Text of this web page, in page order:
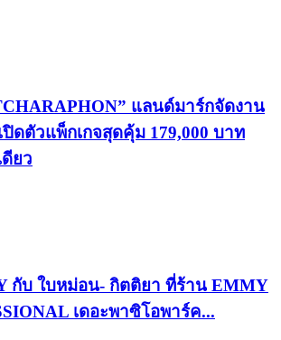
แลนด์มาร์กจัดงาน
ปิดตัวแพ็กเกจสุดคุ้ม 179,000 บาท
ยว
กับ ใบหม่อน- กิตติยา ที่ร้าน EMMY
เดอะพาซิโอพาร์ค...